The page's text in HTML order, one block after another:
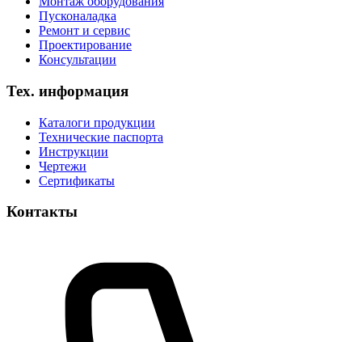
Пусконаладка
Ремонт и сервис
Проектирование
Консультации
Тех. информация
Каталоги продукции
Технические паспорта
Инструкции
Чертежи
Сертификаты
Контакты